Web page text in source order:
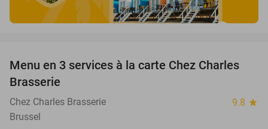
41%
Menu en 3 services à la carte Chez Charles
Brasserie
Chez Charles Brasserie 9.8 star
Brussel